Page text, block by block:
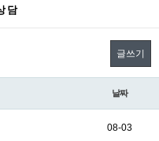
담
글쓰기
날짜
08-03